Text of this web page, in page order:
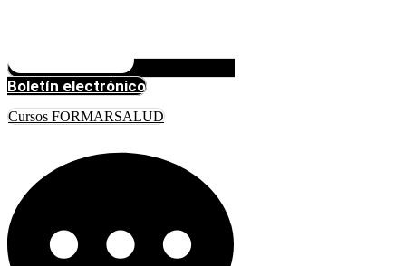
Boletín electrónico
Cursos FORMARSALUD